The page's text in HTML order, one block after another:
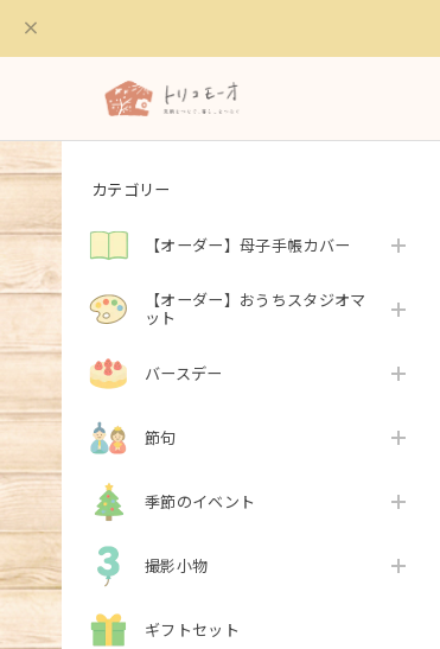
カテゴリー
【オーダー】母子手帳カバー
【オーダー】おうちスタジオマ
ット
バースデー
節句
季節のイベント
撮影小物
ギフトセット